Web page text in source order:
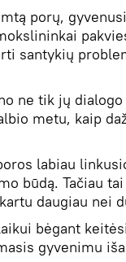
porų,
santykių
ne tik jų
metu, kaip
labiau
būdą. Tačiau
daugiau nei
bėgant
gyvenimu